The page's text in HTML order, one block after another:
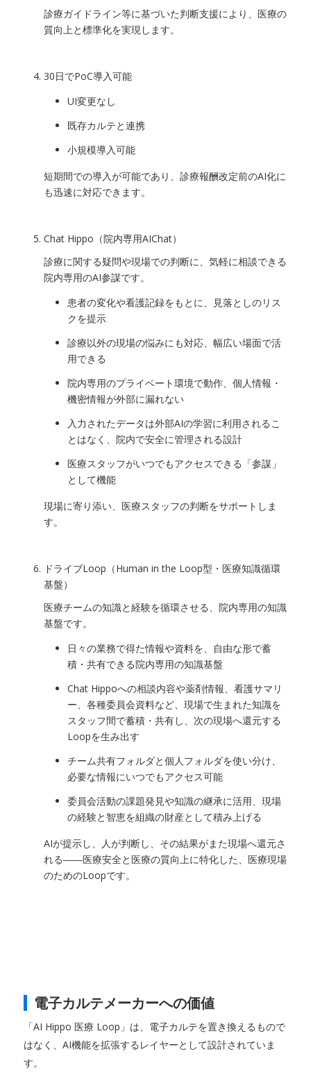
診療ガイドライン等に基づいた判断支援により、医療の
質向上と標準化を実現します。
30日でPoC導入可能
UI変更なし
既存カルテと連携
小規模導入可能
短期間での導入が可能であり、診療報酬改定前のAI化に
も迅速に対応できます。
Chat Hippo（院内専用AIChat）
診療に関する疑問や現場での判断に、気軽に相談できる
院内専用のAI参謀です。
患者の変化や看護記録をもとに、見落としのリス
クを提示
診療以外の現場の悩みにも対応、幅広い場面で活
用できる
院内専用のプライベート環境で動作、個人情報・
機密情報が外部に漏れない
入力されたデータは外部AIの学習に利用されるこ
とはなく、院内で安全に管理される設計
医療スタッフがいつでもアクセスできる「参謀」
として機能
現場に寄り添い、医療スタッフの判断をサポートしま
す。
ドライブLoop（Human in the Loop型・医療知識循環
基盤）
医療チームの知識と経験を循環させる、院内専用の知識
基盤です。
日々の業務で得た情報や資料を、自由な形で蓄
積・共有できる院内専用の知識基盤
Chat Hippoへの相談内容や薬剤情報、看護サマリ
ー、各種委員会資料など、現場で生まれた知識を
スタッフ間で蓄積・共有し、次の現場へ還元する
Loopを生み出す
チーム共有フォルダと個人フォルダを使い分け、
必要な情報にいつでもアクセス可能
委員会活動の課題発見や知識の継承に活用、現場
の経験と智恵を組織の財産として積み上げる
AIが提示し、人が判断し、その結果がまた現場へ還元さ
れる――医療安全と医療の質向上に特化した、医療現場
のためのLoopです。
電子カルテメーカーへの価値
「AI Hippo 医療 Loop」は、電子カルテを置き換えるもので
はなく、AI機能を拡張するレイヤーとして設計されていま
す。